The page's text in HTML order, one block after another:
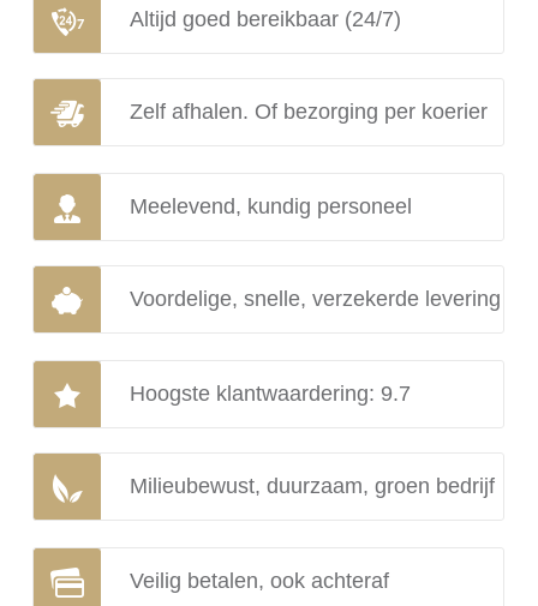
Altijd goed bereikbaar (24/7)
Zelf afhalen. Of bezorging per koerier
Meelevend, kundig personeel
Voordelige, snelle, verzekerde levering
Hoogste klantwaardering: 9.7
Milieubewust, duurzaam, groen bedrijf
Veilig betalen, ook achteraf